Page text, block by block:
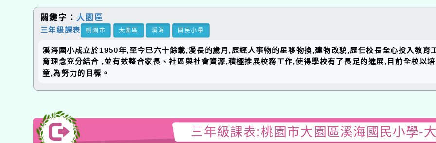
關鍵字： 大園區
三年級課表 桃園市 大園區 溪海 國民小學
溪海國小成立於1950年,至今已六十餘載,漫長的歲月,歷經人事物的星移物換,建物改貌,歷任校長全心投入教育
育理念充分結合 ,並有效整合家長、社區與社會資源,積極推展校務工作,使得學校有了長足的進展,目前全校以
童,為努力的目標。
三年級課表:桃園市大園區溪海國民小學-